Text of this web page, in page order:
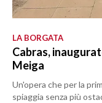
LA BORGATA
Cabras,
Meiga
Un'opera che per la
spiaggia senza più